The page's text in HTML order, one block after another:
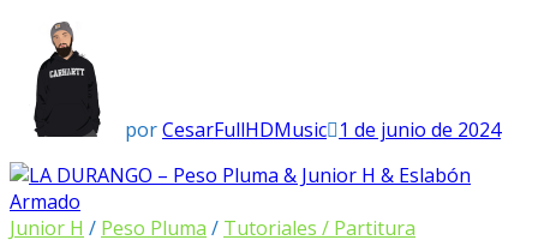
porCesarFullHDMusic 1 de junio de 2024
Junior H / Peso Pluma / Tutoriales / Partitura